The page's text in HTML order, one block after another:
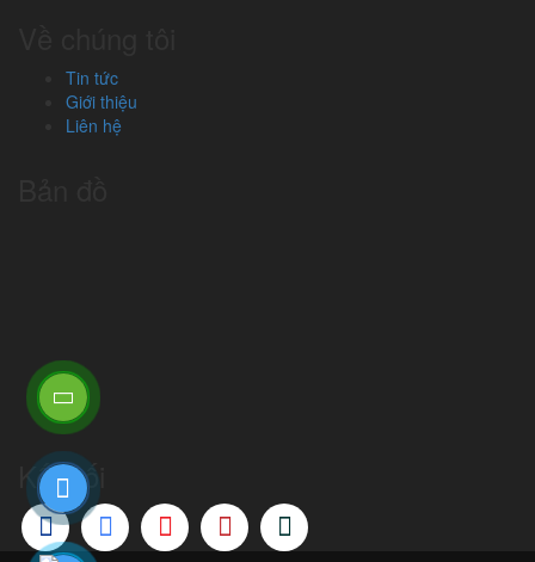
Tin tức
Giới thiệu
Liên hệ
Kết nối